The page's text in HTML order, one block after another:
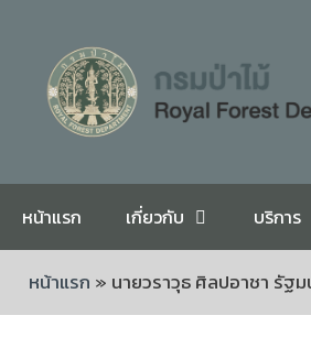
หน้าแรก เกี่ยวกับ บริการ
หน้าแรก » นายวราวุธ ศิลปอาชา รัฐ